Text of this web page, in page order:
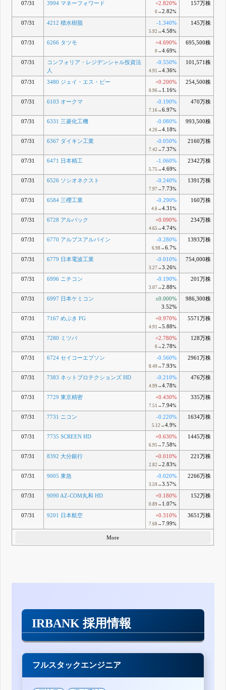
07/31
3994 マネーフォワード +2.820%
0→ 2.82%
157万株
07/31 4212 積水樹脂 -1.340%
5.92→ 4.58%
145万株
07/31 6266 タツモ +4.690%
0→ 4.69%
695,500株
07/31
コンフォリア・レジデンシャル投資法
人
-0.550%
4.91→ 4.36%
101,571株
07/31 3480 ジェイ・エス・ビー +0.200%
0.96→ 1.16%
254,500株
07/31 6103 オークマ -0.190%
7.16→ 6.97%
470万株
07/31 6331 三菱化工機 -0.080%
4.26→ 4.18%
993,500株
07/31 6367 ダイキン工業 -0.050%
7.42→ 7.37%
2160万株
07/31 6471 日本精工 -1.060%
5.75→ 4.69%
2342万株
07/31 6526 ソシオネクスト -0.240%
7.97→ 7.73%
1391万株
07/31 6584 三櫻工業 -0.290%
4.6→ 4.31 %
160万株
07/31 6728 アルバック +0.090%
4.65→ 4.74%
234万株
07/31 6770 アルプスアルパイン -0.280%
6.98→ 6.7%
1393万株
07/31 6779 日本電波工業 -0.010%
3.27→ 3.26%
754,000株
07/31 6996 ニチコン -0.190%
3.07→ 2.88%
201万株
07/31 6997 日本ケミコン
±0.000%
3.52%
986,300株
07/31 7167 めぶき FG +0.970%
4.91→ 5.88%
5571万株
07/31 7280 ミツバ +2.780%
0→ 2.78%
128万株
07/31 6724 セイコーエプソン -0.560%
8.49→ 7.93%
2961万株
07/31 7383 ネットプロテクションズ HD -0.210%
4.99→ 4.78%
476万株
07/31 7729 東京精密 +0.430%
7.51→ 7.94%
335万株
07/31 7731 ニコン -0.220%
5.12→ 4.9%
1634万株
07/31 7735 SCREEN HD +0.630%
6.95→ 7.58%
1445万株
07/31 8392 大分銀行 +0.010%
2.82→ 2.83%
221万株
07/31 9005 東急 -0.020%
3.59→ 3.57%
2266万株
07/31 9090 AZ-COM丸和 HD +0.180%
0.89→ 1.07%
152万株
07/31 9201 日本航空 +0.310%
7.68→ 7.99%
3651万株
More
IRBANK 採用情報
フルスタックエンジニア